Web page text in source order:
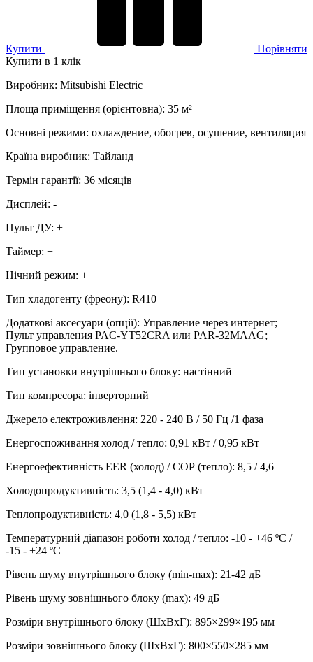
Купити
Порівняти
Купити в 1 клік
Виробник: Mitsubishi Electric
Площа приміщення (орієнтовна): 35 м²
Основні режими: охлаждение, обогрев, осушение, вентиляция
Країна виробник: Тайланд
Термін гарантії: 36 місяців
Дисплей: -
Пульт ДУ: +
Таймер: +
Нічний режим: +
Тип хладогенту (фреону): R410
Додаткові аксесуари (опції): Управление через интернет;
Пульт управления PAC-YT52CRA или PAR-32MAAG;
Групповое управление.
Тип установки внутрішнього блоку: настінний
Тип компресора: інверторний
Джерело електроживлення: 220 - 240 В / 50 Гц /1 фаза
Енергоспоживання холод / тепло: 0,91 кВт / 0,95 кВт
Енергоефективність EER (холод) / СОР (тепло): 8,5 / 4,6
Холодопродуктивність: 3,5 (1,4 - 4,0) кВт
Теплопродуктивність: 4,0 (1,8 - 5,5) кВт
Температурний діапазон роботи холод / тепло: -10 - +46 ºС /
-15 - +24 ºC
Рівень шуму внутрішнього блоку (min-max): 21-42 дБ
Рівень шуму зовнішнього блоку (max): 49 дБ
Розміри внутрішнього блоку (ШхВхГ): 895×299×195 мм
Розміри зовнішнього блоку (ШхВхГ): 800×550×285 мм